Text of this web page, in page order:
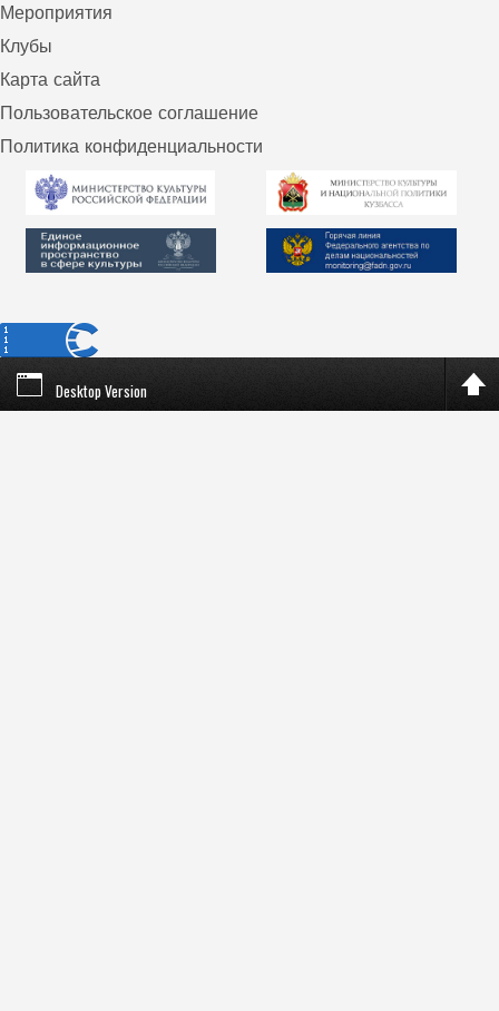
Мероприятия
Клубы
Карта сайта
Пользовательское соглашение
Политика конфиденциальности
Desktop Version